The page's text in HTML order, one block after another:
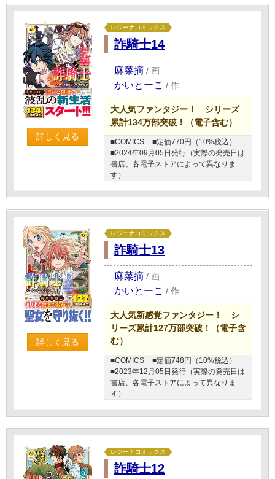
詳しく見る
レジーナコミックス
詐騎士14
麻菜摘 / 画
かいとーこ / 作
大人気ファンタジー！ シリーズ
累計134万部突破！（電子含む）
■COMICS
■定価770円（10%税込）
■2024年09月05日発行（実際の発売日は
書店、各電子ストアによって異なりま
す）
詳しく見る
レジーナコミックス
詐騎士13
麻菜摘 / 画
かいとーこ / 作
大人気新感覚ファンタジー！ シ
リーズ累計127万部突破！（電子含
む）
■COMICS
■定価748円（10%税込）
■2023年12月05日発行（実際の発売日は
書店、各電子ストアによって異なりま
す）
レジーナコミックス
詐騎士12